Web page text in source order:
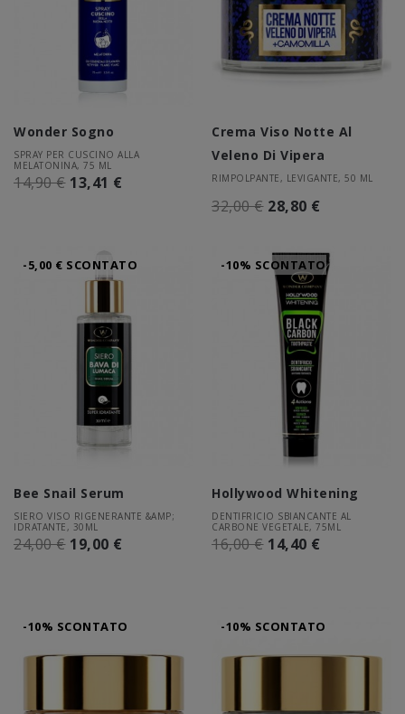
Wonder Sogno
SPRAY PER CUSCINO ALLA
MELATONINA, 75 ML
14,90 € 13,41 €
Crema Viso Notte Al
Veleno Di Vipera
RIMPOLPANTE, LEVIGANTE, 50 ML
32,00 € 28,80 €
-5,00 € SCONTATO
Bee Snail Serum
SIERO VISO RIGENERANTE &AMP;
IDRATANTE, 30ML
24,00 € 19,00 €
-10% SCONTATO
Hollywood Whitening
DENTIFRICIO SBIANCANTE AL
CARBONE VEGETALE, 75ML
16,00 € 14,40 €
-10% SCONTATO -10% SCONTATO